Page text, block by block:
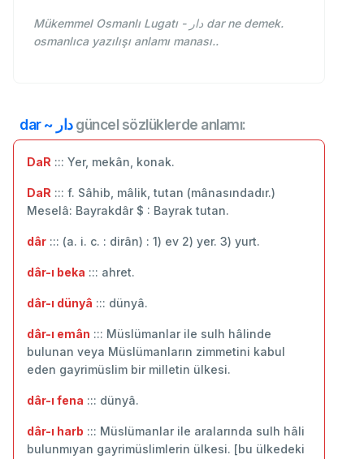
Mükemmel Osmanlı Lugatı - دار dar ne demek.
osmanlıca yazılışı anlamı manası..
dar ~ دارgüncel sözlüklerde anlamı:
DaR ::: Yer, mekân, konak.
DaR ::: f. Sâhib, mâlik, tutan (mânasındadır.)
Meselâ: Bayrakdâr $ : Bayrak tutan.
dâr ::: (a. i. c. : dirân) : 1) ev 2) yer. 3) yurt.
dâr-ı beka ::: ahret.
dâr-ı dünyâ ::: dünyâ.
dâr-ı emân ::: Müslümanlar ile sulh hâlinde
bulunan veya Müslümanların zimmetini kabul
eden gayrimüslim bir milletin ülkesi.
dâr-ı fena ::: dünyâ.
dâr-ı harb ::: Müslümanlar ile aralarında sulh hâli
bulunmıyan gayrimüslimlerin ülkesi. [bu ülkedeki